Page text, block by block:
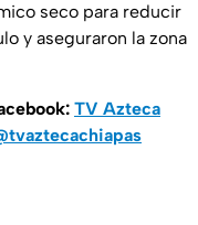
seco para reducir
y aseguraron la zona
TV Azteca